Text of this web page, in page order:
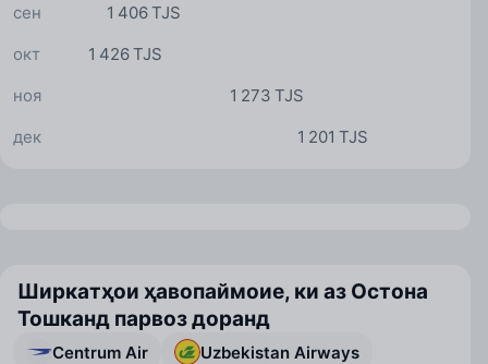
1 406 TJS
сен
1 426 TJS
окт
1 273 TJS
ноя
1 201 TJS
дек
Ширкатҳои ҳавопаймоие, ки аз Остона
Тошканд парвоз доранд
Centrum Air
Uzbekistan Airways